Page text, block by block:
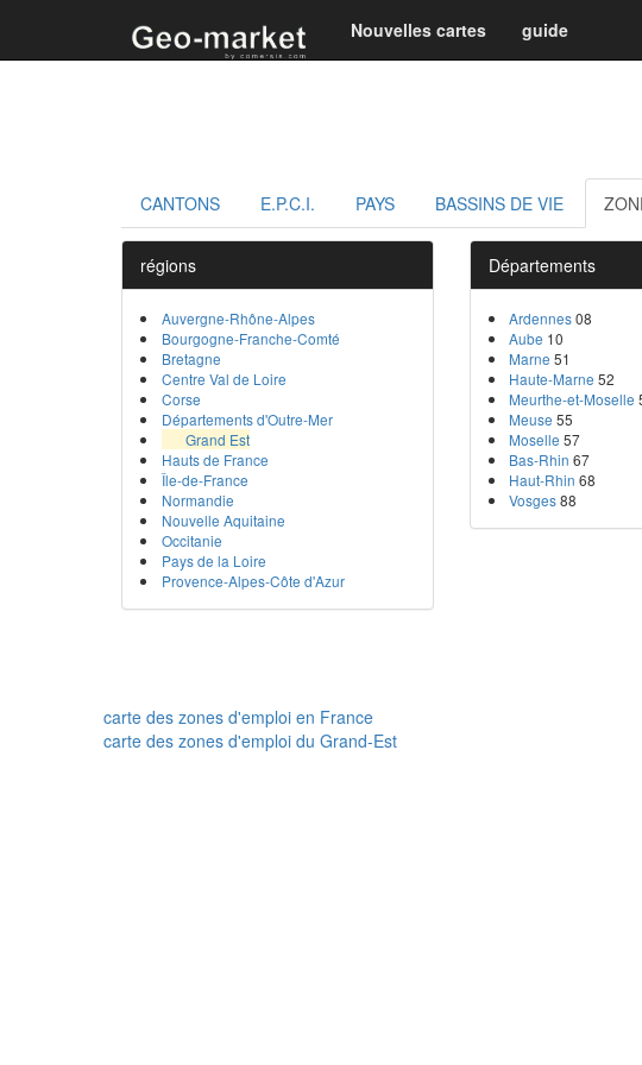
Nouvelles cartes guide
CANTONS E.P.C.I. PAYS BASSINS DE VIE
régions
Auvergne-Rhône-Alpes
Bourgogne-Franche-Comté
Bretagne
Centre Val de Loire
Corse
Départements d'Outre-Mer
Grand Est
Hauts de France
Île-de-France
Normandie
Nouvelle Aquitaine
Occitanie
Pays de la Loire
Provence-Alpes-Côte d'Azur
Départements
Ardennes08
Aube 10
Marne 51
Haute-Marne 52
Meurthe-et-Moselle
Meuse 55
Moselle 57
Bas-Rhin 67
Haut-Rhin 68
Vosges88
carte des zones d'emploi en France
carte des zones d'emploi du Grand-Est